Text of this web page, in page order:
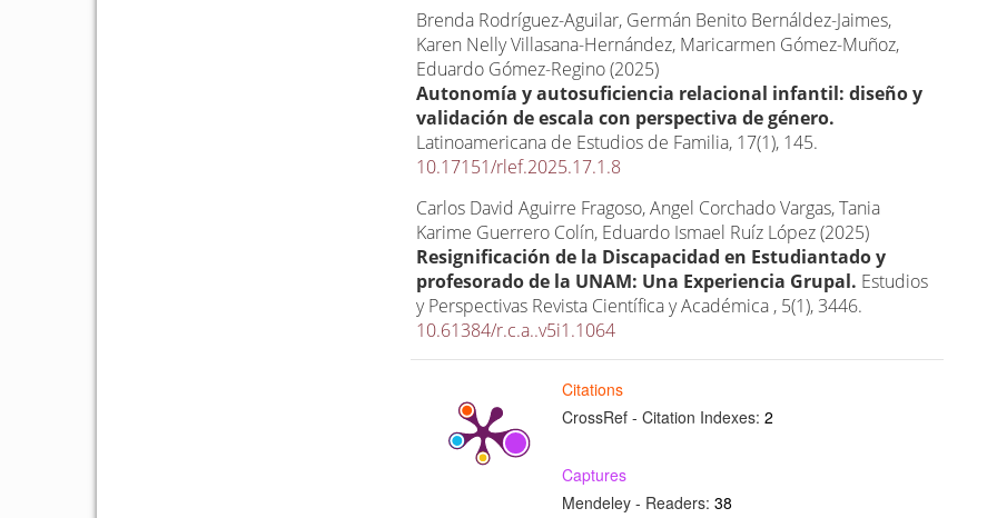
Brenda Rodríguez-Aguilar, Germán Benito Bernáldez-Jaimes,
Karen Nelly Villasana-Hernández, Maricarmen Gómez-Muñoz,
Eduardo Gómez-Regino (2025)
Autonomía y autosuficiencia relacional infantil: diseño y
validación de escala con perspectiva de género.
Latinoamericana de Estudios de Familia, 17(1), 145.
10.17151/rlef.2025.17.1.8
Carlos David Aguirre Fragoso, Angel Corchado Vargas, Tania
Karime Guerrero Colín, Eduardo Ismael Ruíz López (2025)
Resignificación de la Discapacidad en Estudiantado y
profesorado de la UNAM: Una Experiencia Grupal. Estudios
y Perspectivas Revista Científica y Académica , 5(1), 3446.
10.61384/r.c.a..v5i1.1064
Citations
CrossRef - Citation Indexes:2
Captures
Mendeley - Readers:38